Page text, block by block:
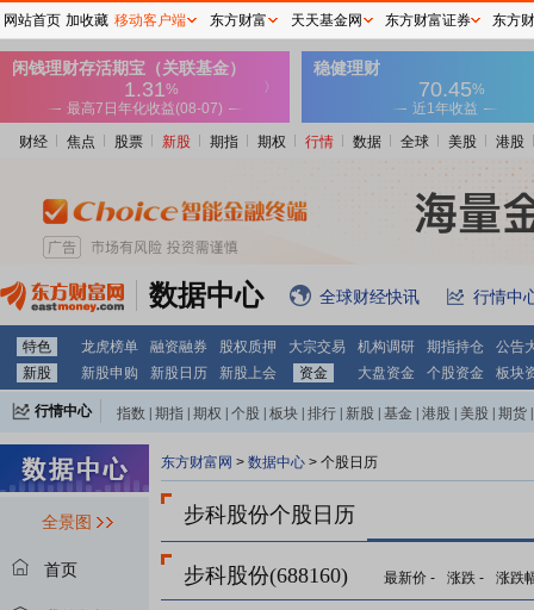
财经 焦点 股票 新股 期指 期权 行情 数据 全球 美股 港股
数据中心 全球财经快讯 行情中
特色 龙虎榜单 融资融券 股权质押 大宗交易 机构调研 期指持仓
公告
新股
新股申购 新股日历 新股上会 资金 大盘资金 个股资金 板块
行情中心 指数 期指 期权 个股 板块 排行 新股 基金 港股 美股 期货
全景图
首页
东方财富网 > 数据中心 > 个股日历
步科股份个股日历
步科股份(688160) 最新价 - 涨跌 - 涨跌
网站首页 加收藏 移动客户端 东方财富 天天基金网 东方财富证券 东方